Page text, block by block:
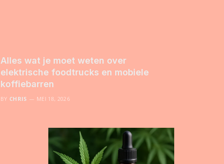
Alles wat je moet weten over
elektrische foodtrucks en mobiele
koffiebarren
BY CHRIS MEI 18, 2026